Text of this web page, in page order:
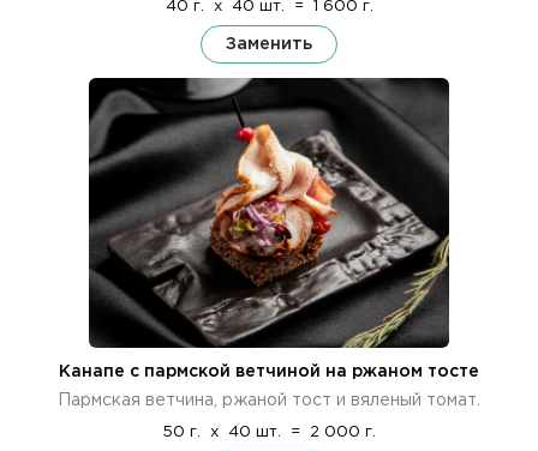
40 г. x 40 шт. = 1 600 г.
Заменить
Канапе с пармской ветчиной на ржаном тосте
Пармская ветчина, ржаной тост и вяленый томат.
50 г. x 40 шт. = 2 000 г.